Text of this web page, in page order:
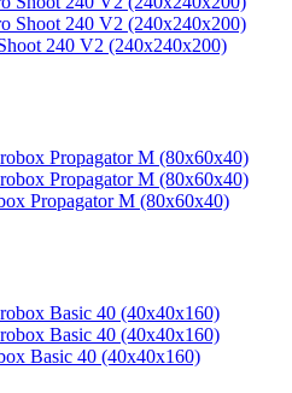
240 V2 (240х240х200)
Propagator M (80х60х40)
Basic 40 (40х40х160)